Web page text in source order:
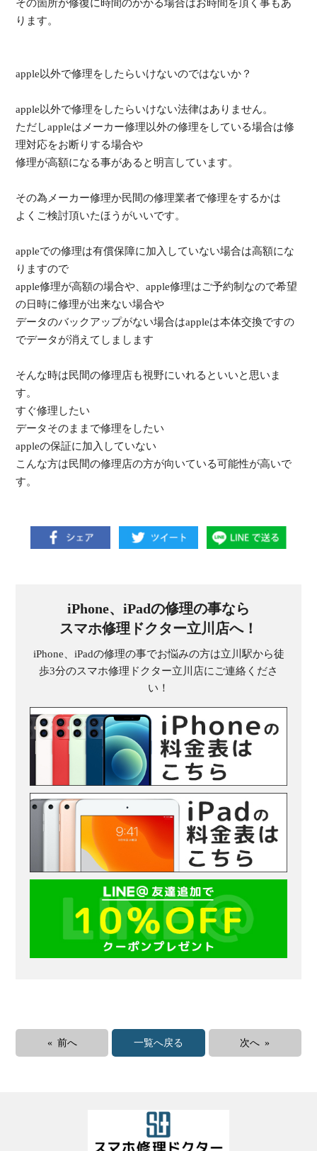
その箇所が修復に時間のかかる場合はお時間を頂く事もあ
ります。
apple以外で修理をしたらいけないのではないか？
apple以外で修理をしたらいけない法律はありません。
ただしappleはメーカー修理以外の修理をしている場合は修
理対応をお断りする場合や
修理が高額になる事があると明言しています。
その為メーカー修理か民間の修理業者で修理をするかは
よくご検討頂いたほうがいいです。
appleでの修理は有償保障に加入していない場合は高額にな
りますので
apple修理が高額の場合や、apple修理はご予約制なので希望
の日時に修理が出来ない場合や
データのバックアップがない場合はappleは本体交換ですの
でデータが消えてしまします
そんな時は民間の修理店も視野にいれるといいと思いま
す。
すぐ修理したい
データそのままで修理をしたい
appleの保証に加入していない
こんな方は民間の修理店の方が向いている可能性が高いで
す。
iPhone、iPadの修理の事なら
スマホ修理ドクター立川店へ！
iPhone、iPadの修理の事でお悩みの方は立川駅から徒
歩3分のスマホ修理ドクター立川店にご連絡くださ
い！
« 前へ 一覧へ戻る 次へ »